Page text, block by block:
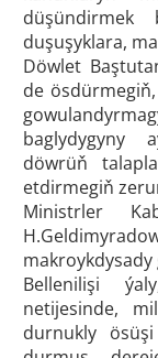
düşündirmek
duşuşyklara,
Döwlet
de
baglydygyny
döwrüň
etdirmegiň
Ministrler
Bellenilişi
netijesinde,
durnukly